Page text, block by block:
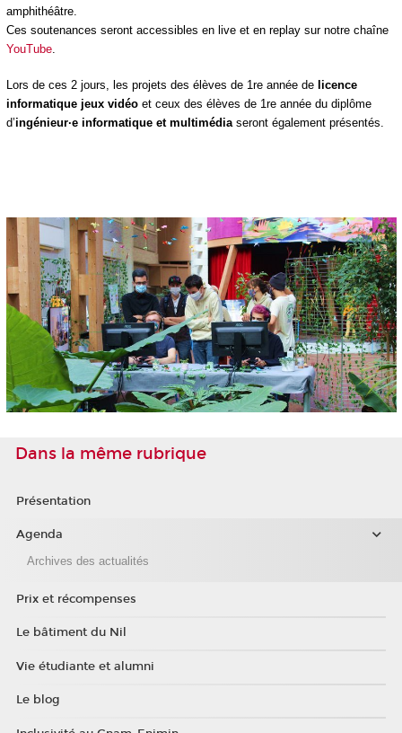
amphithéâtre.
Ces soutenances seront accessibles en live et en replay sur notre chaîne
YouTube.
Lors de ces 2 jours, les projets des élèves de 1reannée de licence
informatique jeux vidéo et ceux des élèves de 1reannée du diplôme
d’ingénieur·e informatique et multimédia seront également présentés.
Dans la même rubrique
Présentation
Agenda
Archives des actualités
Prix et récompenses
Le bâtiment du Nil
Vie étudiante et alumni
Le blog